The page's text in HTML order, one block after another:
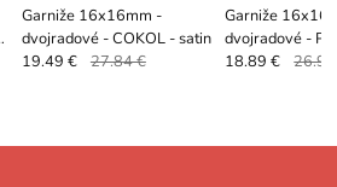
Garniže 16x16mm -
dvojradové - COKOL - satin
19.49 € 27.84 €
Garniže
dvojradové -
18.89 €